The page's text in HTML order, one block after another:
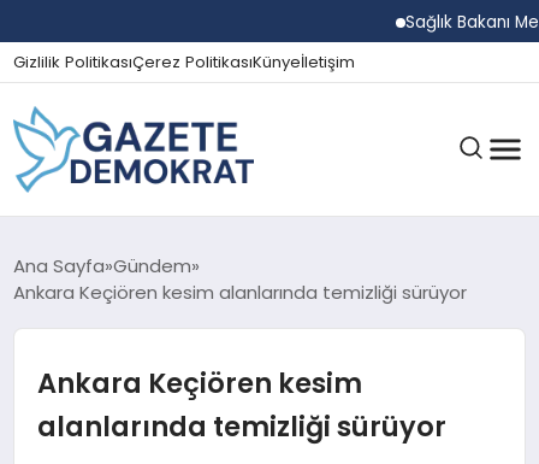
Sağlık Bakanı
Gizlilik PolitikasıÇerez PolitikasıKünyeİletişim
GÜNDEM
SPOR
Ana Sayfa Gündem
Ankara Keçiören kesim alanlarında temizliği sürüyor
Ankara Keçiören kesim
alanlarında temizliği sürüyor